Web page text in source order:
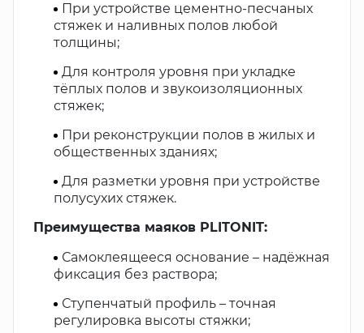
При устройстве цементно-песчаных
стяжек и наливных полов любой
толщины;
Для контроля уровня при укладке
тёплых полов и звукоизоляционных
стяжек;
При реконструкции полов в жилых и
общественных зданиях;
Для разметки уровня при устройстве
полусухих стяжек.
Преимущества маяков PLITONIT:
Самоклеящееся основание – надёжная
фиксация без раствора;
Ступенчатый профиль – точная
регулировка высоты стяжки;